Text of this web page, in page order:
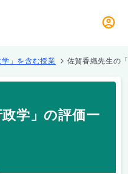
学」を含む授業 佐賀香織先生の
学」の評価一